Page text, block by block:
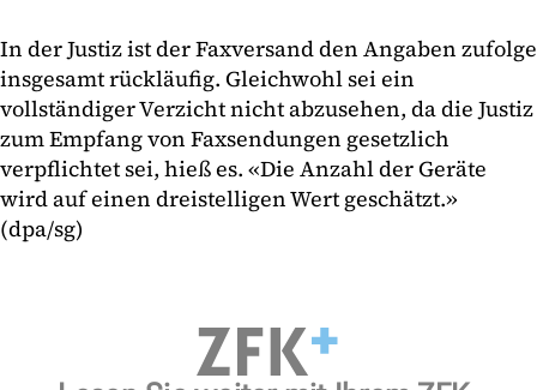
In der Justiz ist der Faxversand den Angaben zufolge
insgesamt rückläufig. Gleichwohl sei ein
vollständiger Verzicht nicht abzusehen, da die Justiz
zum Empfang von Faxsendungen gesetzlich
verpflichtet sei, hieß es. «Die Anzahl der Geräte
wird auf einen dreistelligen Wert geschätzt.»
(dpa/sg)